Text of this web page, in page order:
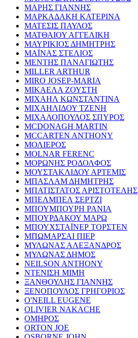
ΜΑΡΗΣ ΓΙΑΝΝΗΣ
ΜΑΡΚΑΔΑΚΗ ΚΑΤΕΡΙΝΑ
ΜΑΤΕΣΙΣ ΠΑΥΛΟΣ
ΜΑΤΘΑΙΟΥ ΑΓΓΕΛΙΚΗ
ΜΑΥΡΙΚΙΟΣ ΔΗΜΗΤΡΗΣ
ΜΑΪΝΑΣ ΣΤΕΛΙΟΣ
ΜΕΝΤΗΣ ΠΑΝΑΓΙΩΤΗΣ
MILLER ARTHUR
MIRO JOSEP-MARIA
ΜΙΚΑΕΛΑ ΖΟΥΣΤΗ
ΜΙΧΑΗΛ ΚΩΝΣΤΑΝΤΙΝΑ
ΜΙΧΑΗΛΙΔΟΥ ΤΖΕΝΗ
ΜΙΧΑΛΟΠΟΥΛΟΣ ΣΠΥΡΟΣ
MCDONAGH MARTIN
MCCARTEN ANTHONY
ΜΟΛΙΕΡΟΣ
MOLNAR FERENC
ΜΟΡΩΝΗΣ ΡΟΔΟΛΦΟΣ
ΜΟΥΣΤΑΚΛΙΔΟΥ ΑΡΤΕΜΙΣ
ΜΠΑΣΛΑΜ ΔΗΜΗΤΡΗΣ
ΜΠΑΤΙΣΤΑΤΟΣ ΑΡΙΣΤΟΤΕΛΗΣ
ΜΠΕΛΜΠΕΛ ΣΕΡΤΖΙ
ΜΠΟΥΜΠΟΥΡΗ ΡΑΝΙΑ
ΜΠΟΥΡΔΑΚΟΥ ΜΑΡΩ
ΜΠΟΥΧΣΤΑΪΝΕΡ ΤΟΡΣΤΕΝ
ΜΠΩΜΑΡΣΑΙ ΠΙΕΡ
ΜΥΛΩΝΑΣ ΑΛΕΞΑΝΔΡΟΣ
ΜΥΛΩΝΑΣ ΔΗΜΟΣ
NEILSON ANTHONY
ΝΤΕΝΙΣΗ ΜΙΜΗ
ΞΑΝΘΟΥΛΗΣ ΓΙΑΝΝΗΣ
ΞΕΝΟΠΟΥΛΟΣ ΓΡΗΓΟΡΙΟΣ
O'NEILL EUGENE
OLIVIER NAKACHE
ΟΜΗΡΟΣ
ORTON JOE